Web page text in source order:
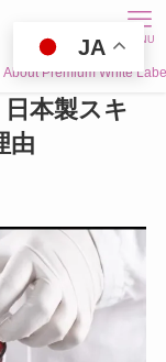
MENU
About Premium White
本製スキ
由
JA